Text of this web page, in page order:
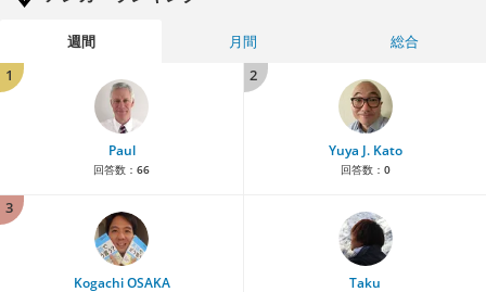
週間 月間
総合
1
Paul
回答数： 66
2
Yuya J. Kato
回答数： 0
3
Kogachi OSAKA Taku